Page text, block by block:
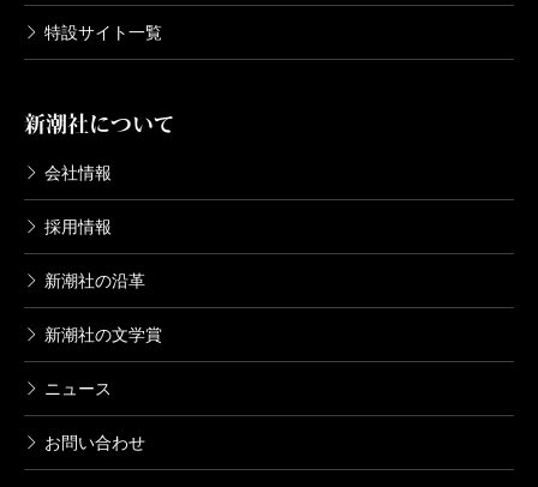
特設サイト一覧
新潮社について
会社情報
採用情報
新潮社の沿革
新潮社の文学賞
ニュース
お問い合わせ